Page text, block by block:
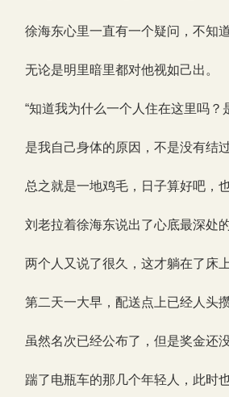
徐海东心里一直有一个疑问，不知
无论是明里暗里都对他视如己出。
“知道我为什么一个人住在这里吗？
是我自己身体的原因，不是没有结
总之就是一地鸡毛，日子算好吧，
刘老拉着徐海东说出了心底最深处
两个人又说了很久，这才躺在了床
第二天一大早，配送点上已经人头攒
虽然名次已经公布了，但是奖金还
踹了电瓶车的那几个年轻人，此时